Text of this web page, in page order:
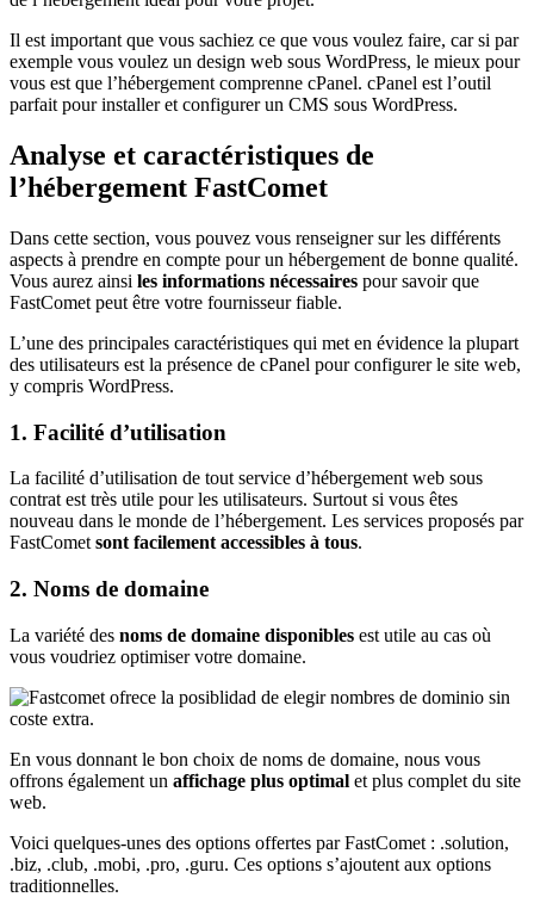
Il est important que vous sachiez ce que vous voulez faire, car si par
exemple vous voulez un design web sous WordPress, le mieux pour
vous est que l’hébergement comprenne cPanel. cPanel est l’outil
parfait pour installer et configurer un CMS sous WordPress.
Analyse et caractéristiques de
l’hébergement FastComet
Dans cette section, vous pouvez vous renseigner sur les différents
aspects à prendre en compte pour un hébergement de bonne qualité.
Vous aurez ainsi les informations nécessaires pour savoir que
FastComet peut être votre fournisseur fiable.
L’une des principales caractéristiques qui met en évidence la plupart
des utilisateurs est la présence de cPanel pour configurer le site web,
y compris WordPress.
1. Facilité d’utilisation
La facilité d’utilisation de tout service d’hébergement web sous
contrat est très utile pour les utilisateurs. Surtout si vous êtes
nouveau dans le monde de l’hébergement. Les services proposés par
FastComet sont facilement accessibles à tous.
2. Noms de domaine
La variété des noms de domaine disponibles est utile au cas où
vous voudriez optimiser votre domaine.
En vous donnant le bon choix de noms de domaine, nous vous
offrons également un affichage plus optimal et plus complet du site
web.
Voici quelques-unes des options offertes par FastComet : .solution,
.biz, .club, .mobi, .pro, .guru. Ces options s’ajoutent aux options
traditionnelles.